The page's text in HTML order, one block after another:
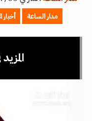
مدار الساعة أخبار